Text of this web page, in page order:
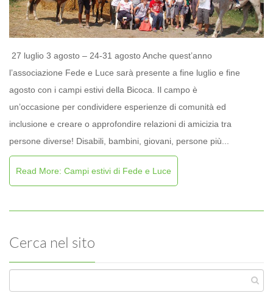
27 luglio 3 agosto – 24-31 agosto Anche quest’anno
l’associazione Fede e Luce sarà presente a fine luglio e fine
agosto con i campi estivi della Bicoca. Il campo è
un’occasione per condividere esperienze di comunità ed
inclusione e creare o approfondire relazioni di amicizia tra
persone diverse! Disabili, bambini, giovani, persone più...
Read More: Campi estivi di Fede e Luce
Cerca nel sito